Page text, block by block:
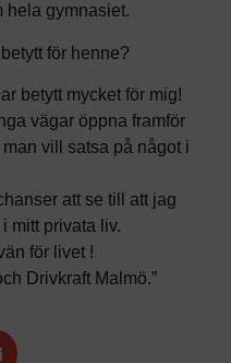
hela gymnasiet.
för henne?
betytt mycket för mig!
vägar öppna framför
vill satsa på något i
att se till att jag
mitt privata liv.
för livet !
Drivkraft Malmö.”